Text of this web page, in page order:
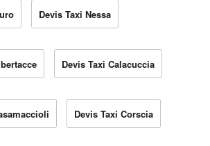
Devis Taxi Nessa
Devis Taxi Calacuccia
Devis Taxi Corscia